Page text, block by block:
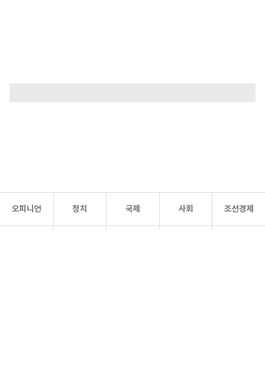
오피니언 정치 국제 사회 조선경제